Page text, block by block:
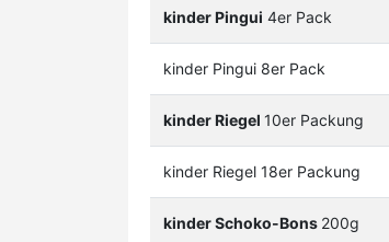
kinder Pingui 4er Pack
kinder Pingui 8er Pack
kinder Riegel 10er Packung
kinder Riegel 18er Packung
kinder Schoko-Bons 200g